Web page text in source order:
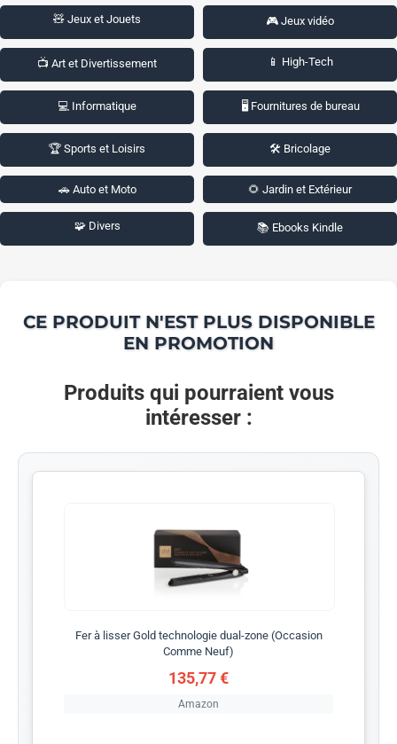
🧸 Jeux et Jouets 🎮 Jeux vidéo
📺 Art et Divertissement 📱 High-Tech
💻 Informatique 🖥️ Fournitures de bureau
🏆 Sports et Loisirs 🛠️ Bricolage
🚗 Auto et Moto 🌻 Jardin et Extérieur
🧩 Divers 📚 Ebooks Kindle
CE PRODUIT N'EST PLUS DISPONIBLE
EN PROMOTION
Produits qui pourraient vous
intéresser :
Fer à lisser Gold technologie dual-zone (Occasion
Comme Neuf)
135,77 €
Amazon